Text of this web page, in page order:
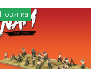
Новинка